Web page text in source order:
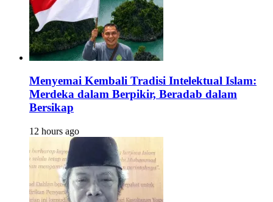
Menyemai Kembali Tradisi Intelektual Islam:
Merdeka dalam Berpikir, Beradab dalam
Bersikap
12 hours ago